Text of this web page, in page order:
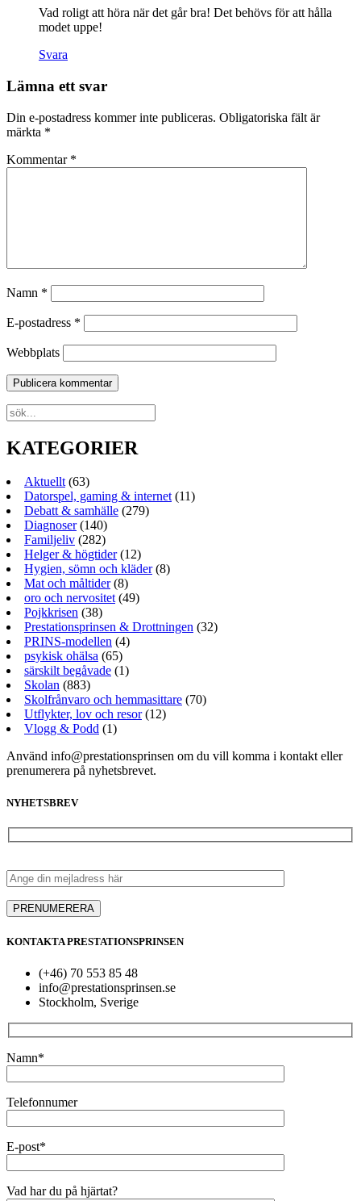
Vad roligt att höra när det går bra! Det behövs för att hålla
modet uppe!
Svara
Lämna ett svar
Din e-postadress kommer inte publiceras. Obligatoriska fält är
märkta *
Kommentar *
Namn *
E-postadress *
Webbplats
KATEGORIER
Aktuellt(63)
Datorspel, gaming & internet(11)
Debatt & samhälle (279)
Diagnoser(140)
Familjeliv (282)
Helger & högtider(12)
Hygien, sömn och kläder(8)
Mat och måltider(8)
oro och nervositet(49)
Pojkkrisen (38)
Prestationsprinsen & Drottningen (32)
PRINS-modellen (4)
psykisk ohälsa (65)
särskilt begåvade (1)
Skolan (883)
Skolfrånvaro och hemmasittare (70)
Utflykter, lov och resor(12)
Vlogg & Podd (1)
Använd info@prestationsprinsen om du vill komma i kontakt eller
prenumerera på nyhetsbrevet.
NYHETSBREV
KONTAKTA PRESTATIONSPRINSEN
(+46) 70 553 85 48
info@prestationsprinsen.se
Stockholm, Sverige
Namn*
Telefonnumer
E-post*
Vad har du på hjärtat?